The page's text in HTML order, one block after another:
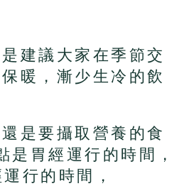
建議大家在季節交
暖，漸少生冷的飲
是要攝取營養的食
是胃經運行的時間，
行的時間，